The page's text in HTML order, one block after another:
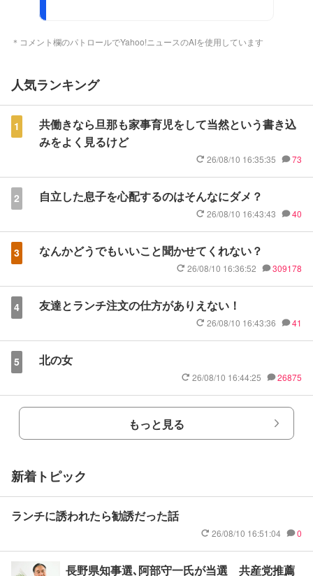
＊コメント欄のパトロールでYahoo!ニュースのAIを使用しています
人気ランキング
1
共働きなら旦那も家事育児をして当然という書き込
みをよく見るけど
26/08/10 16:35:35 73
2 自立した息子を心配するのはそんなにダメ？
26/08/10 16:43:43 40
3 なんかどうでもいいこと聞かせてくれない？
26/08/10 16:36:52 309178
4 友達とランチ注文の仕方がありえない！
26/08/10 16:43:36 41
5 北の女
26/08/10 16:44:25 26875
もっと見る
新着トピック
ランチに誘われたら勧誘だった話
26/08/10 16:51:04 0
長野県知事選､阿部守一氏が当選 共産党推薦